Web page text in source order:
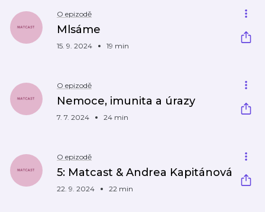
O epizodě
Mlsáme
15. 9. 2024 19 min
O epizodě
Nemoce, imunita a úrazy
7. 7. 2024 24 min
O epizodě
5: Matcast & Andrea Kapitánová
22. 9. 2024 22 min